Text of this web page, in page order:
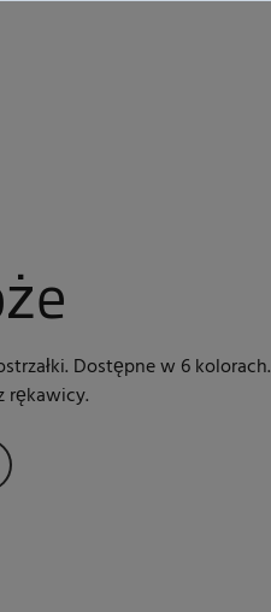
Dostępne w 6 kolorach.
rękawicy.